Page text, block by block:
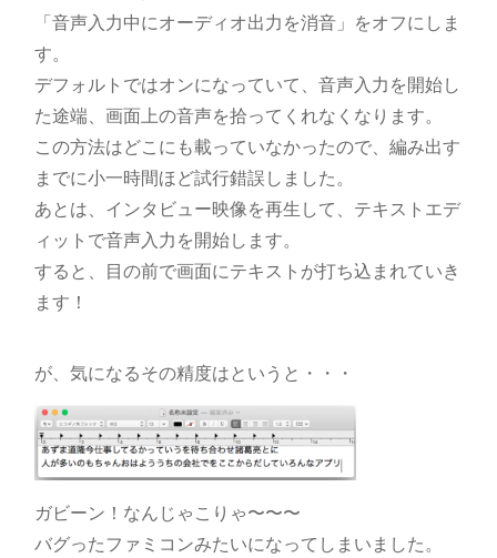
「音声入力中にオーディオ出力を消音」をオフにしま
す。
デフォルトではオンになっていて、音声入力を開始し
た途端、画面上の音声を拾ってくれなくなります。
この方法はどこにも載っていなかったので、編み出す
までに小一時間ほど試行錯誤しました。
あとは、インタビュー映像を再生して、テキストエデ
ィットで音声入力を開始します。
すると、目の前で画面にテキストが打ち込まれていき
ます！
が、気になるその精度はというと・・・
ガビーン！なんじゃこりゃ〜〜〜
バグったファミコンみたいになってしまいました。